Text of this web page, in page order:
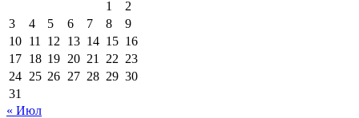
1
2
3
4 5 6 7 8
9
10 11 12 13 14 15 16
17 18 19 20 21 22 23
24 25 26 27 28 29 30
31
« Июл